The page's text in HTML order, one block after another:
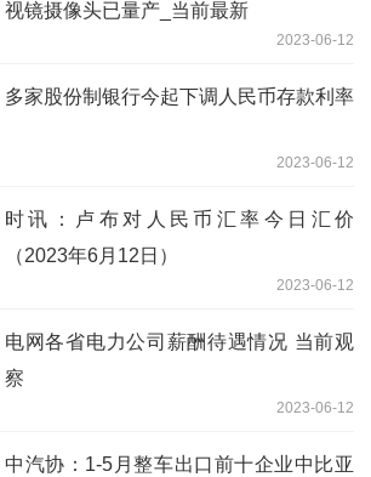
视镜摄像头已量产_当前最新
2023-06-12
多家股份制银行今起下调人民币存款利率
2023-06-12
时讯：卢布对人民币汇率今日汇价
（2023年6月12日）
2023-06-12
电网各省电力公司薪酬待遇情况 当前观
察
2023-06-12
中汽协：1-5月整车出口前十企业中比亚